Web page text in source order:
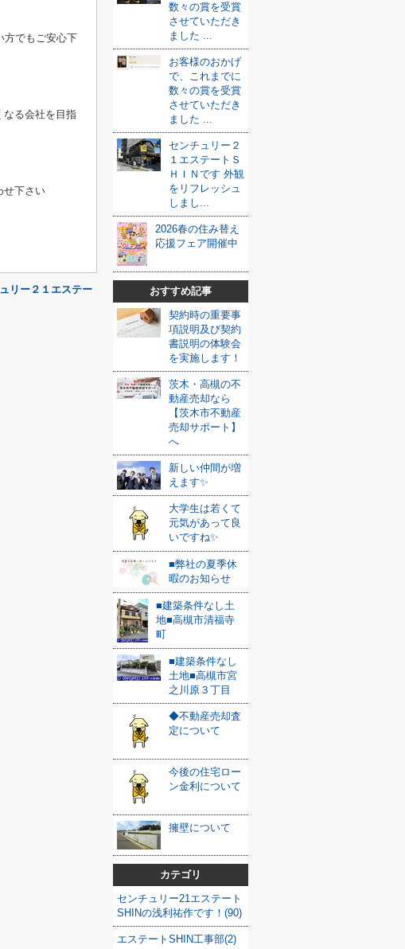
方でもご安心下
なる会社を目指
せ下さい
リー２１エステー
数々の賞を受賞
させていただき
ました ...
お客様のおかげ
で、これまでに
数々の賞を受賞
させていただき
ました ...
センチュリー２
１エステートＳ
ＨＩＮです 外観
をリフレッシュ
しまし...
2026春の住み替え
応援フェア開催中
おすすめ記事
契約時の重要事
項説明及び契約
書説明の体験会
を実施します！
茨木・高槻の不
動産売却なら
【茨木市不動産
売却サポート】
へ
新しい仲間が増
えます✨
大学生は若くて
元気があって良
いですね✨
■弊社の夏季休
暇のお知らせ
■建築条件なし土
地■高槻市清福寺
町
■建築条件なし
土地■高槻市宮
之川原３丁目
◆不動産売却査
定について
今後の住宅ロー
ン金利について
擁壁について
カテゴリ
センチュリー21エステート
SHINの浅利祐作です！(90)
エステートSHIN工事部(2)